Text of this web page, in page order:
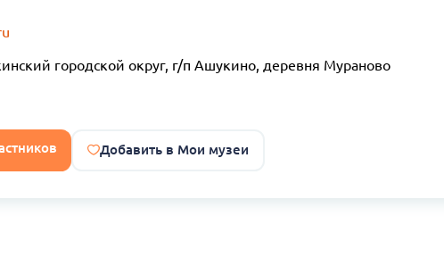
городской округ, г/п Ашукино, деревня Мураново
Добавить в Мои музеи